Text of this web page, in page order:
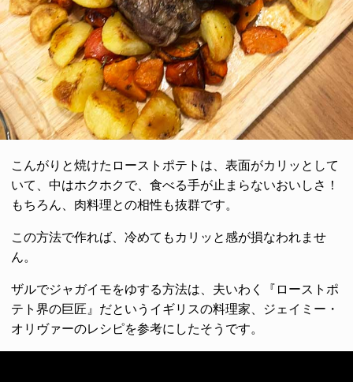
こんがりと焼けたローストポテトは、表面がカリッとして
いて、中はホクホクで、食べる手が止まらないおいしさ！
もちろん、肉料理との相性も抜群です。
この方法で作れば、冷めてもカリッと感が損なわれませ
ん。
ザルでジャガイモをゆする方法は、夫いわく『ローストポ
テト界の巨匠』だというイギリスの料理家、ジェイミー・
オリヴァーのレシピを参考にしたそうです。